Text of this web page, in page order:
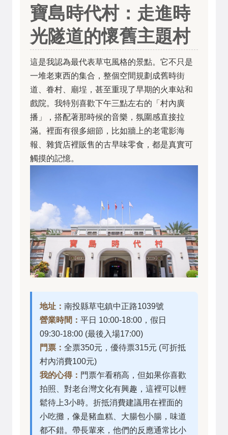
寶島時代村：走進時
光隧道的懷舊主題村
這是我認為最代表草屯風格的景點。它不只是
一堆老東西的集合，整個空間規劃成舊時街
道、眷村、廟埕，甚至重現了早期的火車站和
戲院。我特別喜歡下午三點左右的「村內廣
播」，搭配著那時候的音樂，氛圍感直接拉
滿。裡面有很多細節，比如牆上的老電影海
報、雜貨店裡販售的古早味零食，都是真實可
觸摸的記憶。
地址： 南投縣草屯鎮中正路1039號
營業時間： 平日 10:00-18:00，假日
09:30-18:00 (最後入場17:00)
門票： 全票350元，優待票315元 (可折抵
村內消費100元)
我的心得： 門票乍看稍高，但如果你喜歡
拍照、對老台灣文化有興趣，這裡可以輕
鬆待上3小時。折抵消費建議用在裡面的
小吃攤，像是豬血糕、大腸包小腸，味道
都不錯。帶長輩來，他們的反應通常比小